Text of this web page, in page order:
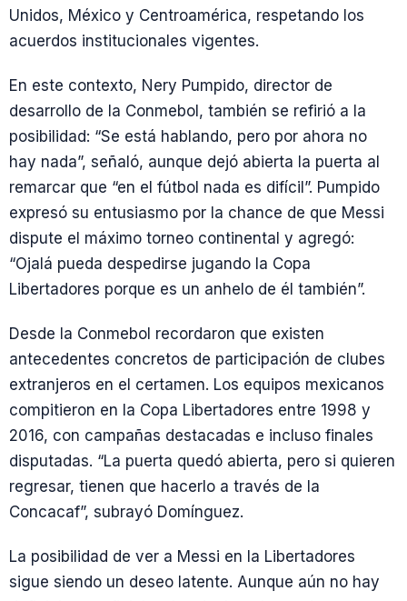
Unidos, México y Centroamérica, respetando los
acuerdos institucionales vigentes.
En este contexto, Nery Pumpido, director de
desarrollo de la Conmebol, también se refirió a la
posibilidad: “Se está hablando, pero por ahora no
hay nada”, señaló, aunque dejó abierta la puerta al
remarcar que “en el fútbol nada es difícil”. Pumpido
expresó su entusiasmo por la chance de que Messi
dispute el máximo torneo continental y agregó:
“Ojalá pueda despedirse jugando la Copa
Libertadores porque es un anhelo de él también”.
Desde la Conmebol recordaron que existen
antecedentes concretos de participación de clubes
extranjeros en el certamen. Los equipos mexicanos
compitieron en la Copa Libertadores entre 1998 y
2016, con campañas destacadas e incluso finales
disputadas. “La puerta quedó abierta, pero si quieren
regresar, tienen que hacerlo a través de la
Concacaf”, subrayó Domínguez.
La posibilidad de ver a Messi en la Libertadores
sigue siendo un deseo latente. Aunque aún no hay